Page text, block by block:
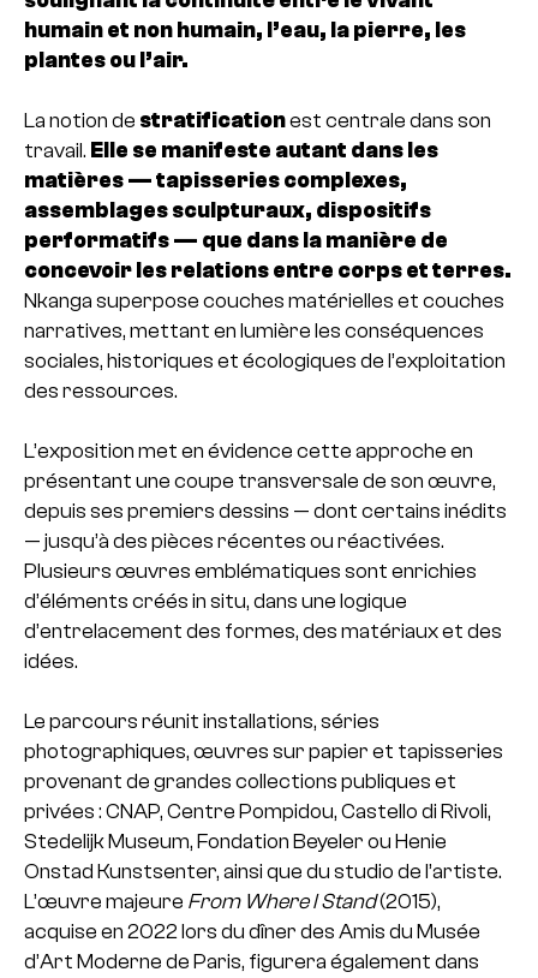
humain et non humain, l’eau, la pierre, les
plantes ou l’air.
La notion de stratificationest centrale dans son
travail. Elle se manifeste autant dans les
matières — tapisseries complexes,
assemblages sculpturaux, dispositifs
performatifs — que dans la manière de
concevoir les relations entre corps et terres.
Nkanga superpose couches matérielles et couches
narratives, mettant en lumière les conséquences
sociales, historiques et écologiques de l’exploitation
des ressources.
L’exposition met en évidence cette approche en
présentant une coupe transversale de son œuvre,
depuis ses premiers dessins — dont certains inédits
— jusqu’à des pièces récentes ou réactivées.
Plusieurs œuvres emblématiques sont enrichies
d’éléments créés in situ, dans une logique
d’entrelacement des formes, des matériaux et des
idées.
Le parcours réunit installations, séries
photographiques, œuvres sur papier et tapisseries
provenant de grandes collections publiques et
privées : CNAP, Centre Pompidou, Castello di Rivoli,
Stedelijk Museum, Fondation Beyeler ou Henie
Onstad Kunstsenter, ainsi que du studio de l’artiste.
L’œuvre majeure From Where I Stand(2015),
acquise en 2022 lors du dîner des Amis du Musée
d’Art Moderne de Paris, figurera également dans